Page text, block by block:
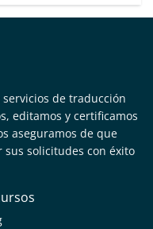
de traducción
editamos y certificamos
aseguramos de que
solicitudes con éxito